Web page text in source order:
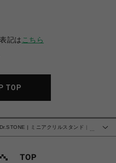
記は こちら
TOP
Dr.STONE | ミニアクリルスタンド |